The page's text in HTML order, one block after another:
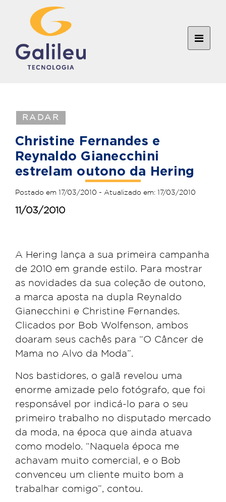
RADAR
Christine Fernandes e
Reynaldo Gianecchini
estrelam outono da Hering
Postado em 17/03/2010 - Atualizado em: 17/03/2010
11/03/2010
A Hering lança a sua primeira campanha
de 2010 em grande estilo. Para mostrar
as novidades da sua coleção de outono,
a marca aposta na dupla Reynaldo
Gianecchini e Christine Fernandes.
Clicados por Bob Wolfenson, ambos
doaram seus cachês para “O Câncer de
Mama no Alvo da Moda”.
Nos bastidores, o galã revelou uma
enorme amizade pelo fotógrafo, que foi
responsável por indicá-lo para o seu
primeiro trabalho no disputado mercado
da moda, na época que ainda atuava
como modelo. “Naquela época me
achavam muito comercial, e o Bob
convenceu um cliente muito bom a
trabalhar comigo”, contou.